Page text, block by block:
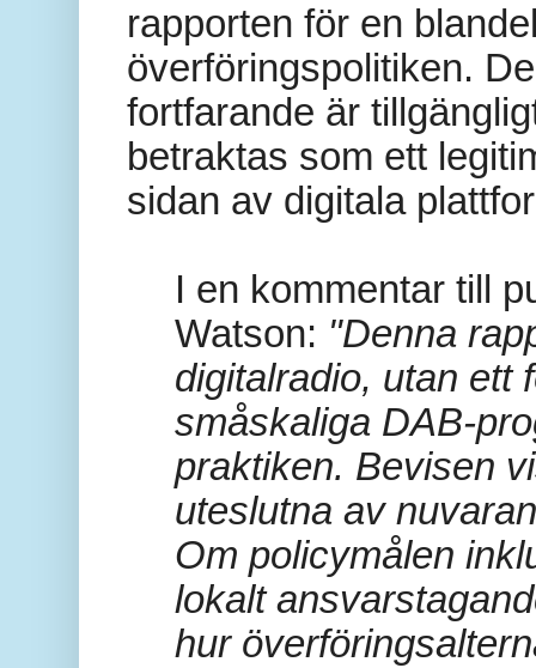
rapporten för en
överföringspolitiken.
fortfarande är
betraktas som ett
sidan av digitala
I en kommentar till
Watson: "Denna
digitalradio, utan ett
småskaliga DAB-
praktiken. Bevisen
uteslutna av
Om policymålen
lokalt
hur